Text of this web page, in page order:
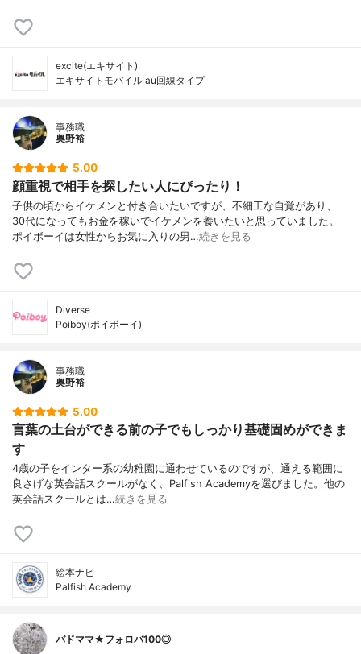
excite(エキサイト)
エキサイトモバイル au回線タイプ
事務職
奥野裕
5.00
顔重視で相手を探したい人にぴったり！
子供の頃からイケメンと付き合いたいですが、不細工な自覚があり、
30代になってもお金を稼いでイケメンを養いたいと思っていました。
ポイボーイは女性からお気に入りの男…続きを見る
Diverse
Poiboy(ポイボーイ)
事務職
奥野裕
5.00
言葉の土台ができる前の子でもしっかり基礎固めができま
す
4歳の子をインター系の幼稚園に通わせているのですが、通える範囲に
良さげな英会話スクールがなく、Palfish Academyを選びました。他の
英会話スクールとは…続きを見る
絵本ナビ
Palfish Academy
バドママ★フォロバ100◎